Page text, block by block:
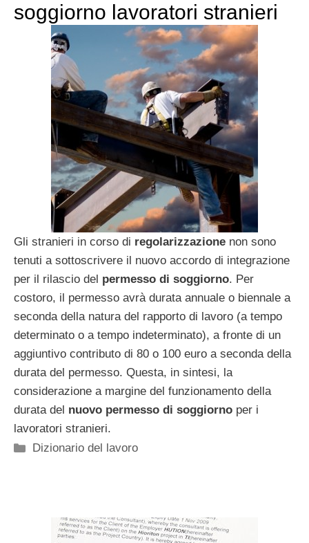
soggiorno lavoratori stranieri
Gli stranieri in corso di regolarizzazione non sono
tenuti a sottoscrivere il nuovo accordo di integrazione
per il rilascio del permesso di soggiorno. Per
costoro, il permesso avrà durata annuale o biennale a
seconda della natura del rapporto di lavoro (a tempo
determinato o a tempo indeterminato), a fronte di un
aggiuntivo contributo di 80 o 100 euro a seconda della
durata del permesso. Questa, in sintesi, la
considerazione a margine del funzionamento della
durata del nuovo permesso di soggiorno per i
lavoratori stranieri.
Categorie
Dizionario del lavoro